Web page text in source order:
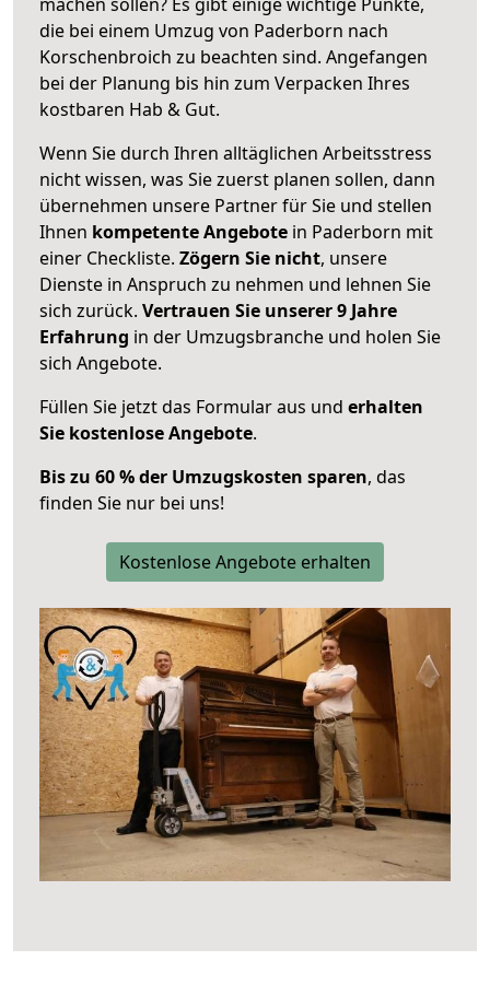
die bei einem Umzug von Paderborn nach
Korschenbroich zu beachten sind. Angefangen
bei der Planung bis hin zum Verpacken Ihres
kostbaren Hab & Gut.
Wenn Sie durch Ihren alltäglichen Arbeitsstress
nicht wissen, was Sie zuerst planen sollen, dann
übernehmen unsere Partner für Sie und stellen
Ihnen kompetente Angebote in Paderborn mit
einer Checkliste. Zögern Sie nicht, unsere
Dienste in Anspruch zu nehmen und lehnen Sie
sich zurück. Vertrauen Sie unserer 9 Jahre
Erfahrung in der Umzugsbranche und holen Sie
sich Angebote.
Füllen Sie jetzt das Formular aus und erhalten
Sie kostenlose Angebote.
Bis zu 60 % der Umzugskosten sparen, das
finden Sie nur bei uns!
Kostenlose Angebote erhalten